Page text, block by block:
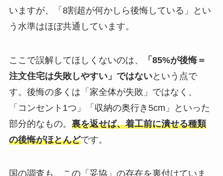
いますが、「8割超が何かしら後悔している」とい
う水準はほぼ共通しています。
ここで誤解してほしくないのは、
「85%が後悔＝
注文住宅は失敗しやすい」ではないという点で
す。後悔の多くは「家全体が失敗」ではなく、
「コンセント1つ」「収納の奥行き5cm」といった
部分的なもの。 裏を返せば、着工前に潰せる種類
の後悔がほとんどです。
国の調査も、この「妥協」の存在を裏付けていま